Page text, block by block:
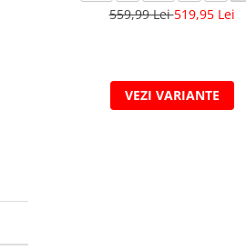
559,99 Lei519,95 Lei
VEZI VARIANTE